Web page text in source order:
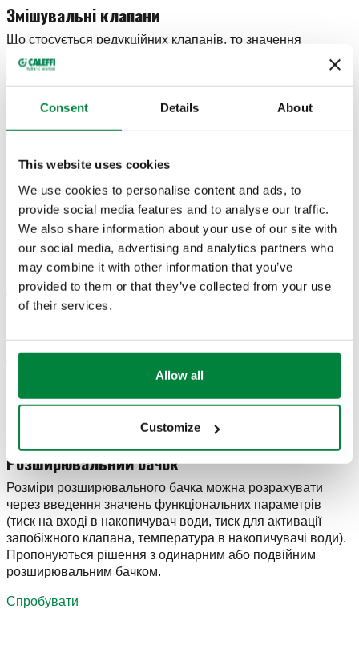
Consent Details About
This website uses cookies
We use cookies to personalise content and ads, to
provide social media features and to analyse our traffic.
We also share information about your use of our site with
our social media, advertising and analytics partners who
may combine it with other information that you’ve
provided to them or that they’ve collected from your use
of their services.
Allow all
Customize
Змішувальні клапани
Що стосується редукційних клапанів, то значення
витрата, якщо воно невідоме, може бути розраховане за
допомогою спеціального інструмента. Після вибору типу
змішувального клапана (термостатичного, електронного
або клапана для сонячних теплових систем)
правильного змішування води й відповідного
Спробувати
Накопичення води для побутових потреб
Для випадку виробництва гарячої води для побутових
потреб із накопичувачем програма дає змогу визначити
користувачів. Розраховане значення об’єму можна взяти
до уваги під час вибору розмірів розширювального бачка
за допомогою відповідної програми.
Спробувати
Розширювальний бачок
Розміри розширювального бачка можна розрахувати
через введення значень функціональних параметрів
(тиск на вході в накопичувач води, тиск для активації
запобіжного клапана, температура в накопичувачі води).
Пропонуються рішення з одинарним або подвійним
розширювальним бачком.
Спробувати